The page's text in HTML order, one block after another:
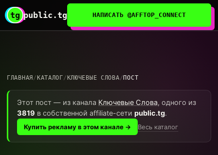
tg public.tg НАПИСАТЬ @AFFTOP_CONNECT
ГЛАВНАЯ / КАТАЛОГ/ КЛЮЧЕВЫЕ СЛОВА/ ПОСТ
Этот пост — из канала Ключевые Слова, одного из
3819 в собственной affiliate-сети public.tg.
Купить рекламу в этом канале → Весь каталог